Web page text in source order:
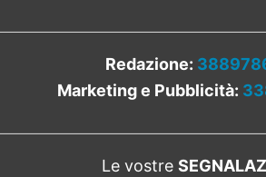
Redazione:
Marketing e Pubblicità:
Le vostre